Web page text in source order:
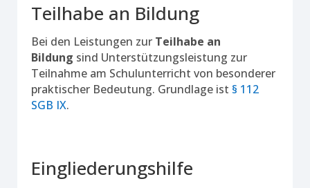
Teilhabe an Bildung
Bei den Leistungen zur Teilhabe an
Bildung sind Unterstützungsleistung zur
Teilnahme am Schulunterricht von besonderer
praktischer Bedeutung. Grundlage ist § 112
SGB IX.
Eingliederungshilfe